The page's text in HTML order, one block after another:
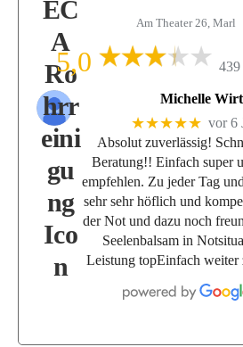
Am Theater 26, Marl
5,0 439
Michelle
★★★★★ vor 6
Absolut zuverlässig!
Beratung!! Einfach super
empfehlen. Zu jeder Tag
sehr sehr höflich und
der Not und dazu noch
Seelenbalsam in
Leistung topEinfach weiter